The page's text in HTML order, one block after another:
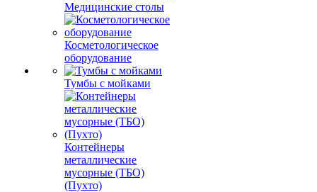
Медицинские столы
Косметологическое
оборудование
Тумбы с мойками
Контейнеры
металлические
мусорные (ТБО)
(Пухто)